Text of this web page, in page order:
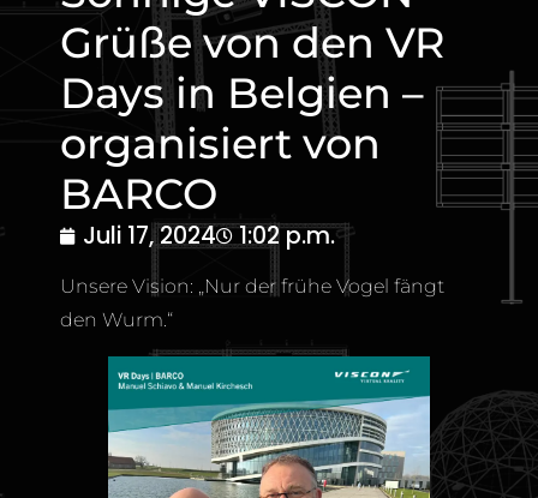
Grüße von den VR
Days in Belgien –
organisiert von
BARCO
Juli 17, 2024 1:02 p.m.
Unsere Vision: „Nur der frühe Vogel fängt
den Wurm.“